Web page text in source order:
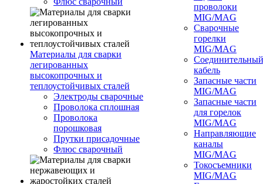
Материалы для сварки
легированных
высокопрочных и
теплоустойчивых сталей
Электроды сварочные
Проволока сплошная
Проволока
порошковая
Прутки присадочные
Флюс сварочный
проволоки
MIG/MAG
Сварочные
горелки
MIG/MAG
Соединительный
кабель
Запасные части
MIG/MAG
Запасные части
для горелок
MIG/MAG
Направляющие
каналы
MIG/MAG
Токосъемники
MIG/MAG